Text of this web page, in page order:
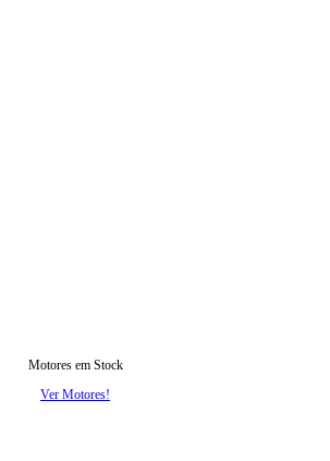
Motores em Stock
Ver Motores!